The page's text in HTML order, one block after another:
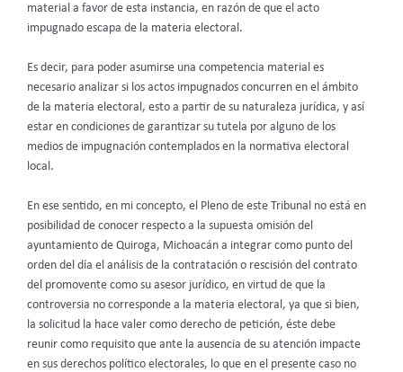
material a favor de esta instancia, en razón de que el acto
impugnado escapa de la materia electoral.
Es decir, para poder asumirse una competencia material es
necesario analizar si los actos impugnados concurren en el ámbito
de la materia electoral, esto a partir de su naturaleza jurídica, y así
estar en condiciones de garantizar su tutela por alguno de los
medios de impugnación contemplados en la normativa electoral
local.
En ese sentido, en mi concepto, el Pleno de este Tribunal no está en
posibilidad de conocer respecto a la supuesta omisión del
ayuntamiento de Quiroga, Michoacán a integrar como punto del
orden del día el análisis de la contratación o rescisión del contrato
del promovente como su asesor jurídico, en virtud de que la
controversia no corresponde a la materia electoral, ya que si bien,
la solicitud la hace valer como derecho de petición, éste debe
reunir como requisito que ante la ausencia de su atención impacte
en sus derechos político electorales, lo que en el presente caso no